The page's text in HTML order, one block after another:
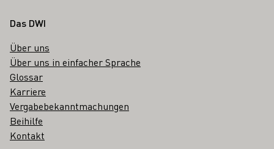
Fußbereich
Das DWI
Über uns
Über uns in einfacher Sprache
Glossar
Karriere
Vergabebekanntmachungen
Beihilfe
Kontakt